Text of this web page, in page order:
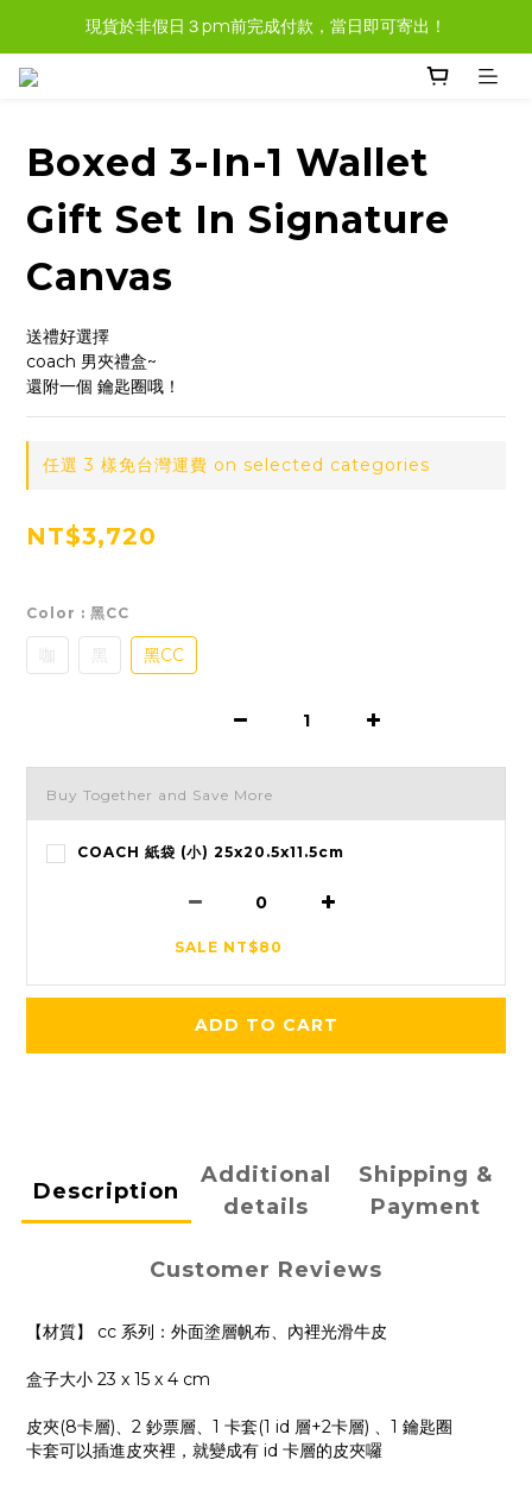
現貨商品，大多都可任選３樣免運哦。
現貨於非假日３pm前完成付款，當日即可寄出！
Boxed 3-In-1 Wallet
Gift Set In Signature
Canvas
送禮好選擇
coach 男夾禮盒~
還附一個 鑰匙圈哦！
任選 3 樣免台灣運費 on selected categories
NT$3,720
Color : 黑CC
黑CC
Buy Together and Save More
COACH 紙袋 (小) 25x20.5x11.5cm
SALE NT$80
ADD TO CART
Description
Additional
details
Shipping &
Payment
Customer Reviews
【材質】 cc 系列：外面塗層帆布、內裡光滑牛皮
盒子大小 23 x 15 x 4 cm
皮夾(8卡層)、2 鈔票層、1 卡套(1 id 層+2卡層) 、1 鑰匙圈
卡套可以插進皮夾裡，就變成有 id 卡層的皮夾囉